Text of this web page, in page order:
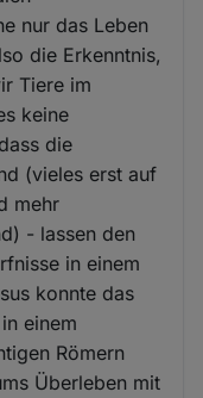
nur das Leben
die Erkenntnis,
Tiere im
keine
die
(vieles erst auf
mehr
- lassen den
in einem
konnte das
einem
Römern
Überleben mit